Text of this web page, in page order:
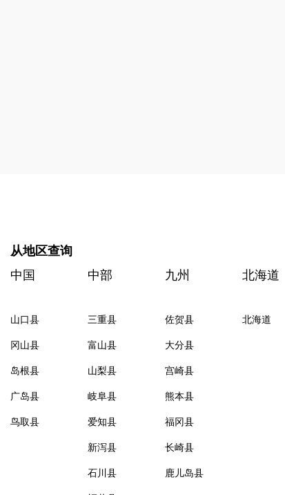
从地区查询
中国
山口县
冈山县
岛根县
广岛县
鸟取县
中部
三重县
富山县
山梨县
岐阜县
爱知县
新泻县
石川县
九州
佐贺县
大分县
宫崎县
熊本县
福冈县
长崎县
鹿儿岛县
北海道
北海道